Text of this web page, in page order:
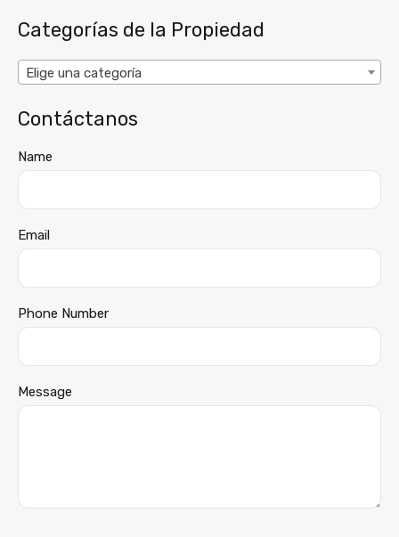
Categorías de la Propiedad
Elige una categoría
Contáctanos
Name
Email
Phone Number
Message